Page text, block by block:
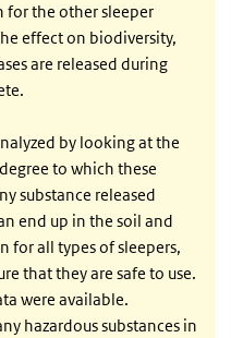
for the other sleeper
effect on biodiversity,
are released during
by looking at the
to which these
substance released
end up in the soil and
for all types of sleepers,
that they are safe to use.
were available.
hazardous substances in